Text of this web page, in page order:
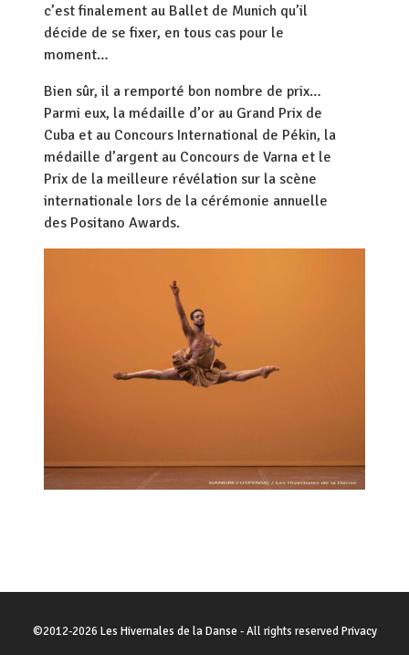
c’est finalement au Ballet de Munich qu’il
décide de se fixer, en tous cas pour le
moment…
Bien sûr, il a remporté bon nombre de prix…
Parmi eux, la médaille d’or au Grand Prix de
Cuba et au Concours International de Pékin, la
médaille d’argent au Concours de Varna et le
Prix de la meilleure révélation sur la scène
internationale lors de la cérémonie annuelle
des Positano Awards.
©2012-2026 Les Hivernales de la Danse - All rights reservedPrivacy